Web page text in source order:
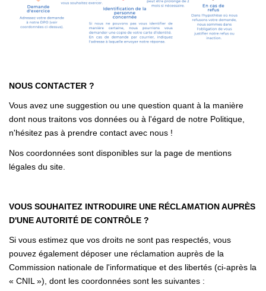
NOUS CONTACTER ?
Vous avez une suggestion ou une question quant à la manière
dont nous traitons vos données ou à l'égard de notre Politique,
n'hésitez pas à prendre contact avec nous !
Nos coordonnées sont disponibles sur la page de mentions
légales du site.
VOUS SOUHAITEZ INTRODUIRE UNE RÉCLAMATION AUPRÈS
D'UNE AUTORITÉ DE CONTRÔLE ?
Si vous estimez que vos droits ne sont pas respectés, vous
pouvez également déposer une réclamation auprès de la
Commission nationale de l'informatique et des libertés (ci-après la
« CNIL »), dont les coordonnées sont les suivantes :